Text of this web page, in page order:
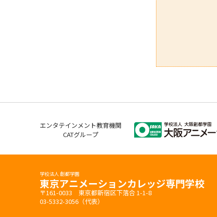
エンタテインメント教育機関
CATグループ
学校法人 創都学園
東京アニメーションカレッジ専門学校
〒161-0033 東京都新宿区下落合 1-1-8
03-5332-3056（代表）